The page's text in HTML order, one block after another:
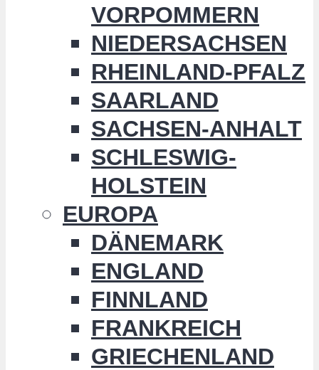
VORPOMMERN
NIEDERSACHSEN
RHEINLAND-PFALZ
SAARLAND
SACHSEN-ANHALT
SCHLESWIG-
HOLSTEIN
EUROPA
DÄNEMARK
ENGLAND
FINNLAND
FRANKREICH
GRIECHENLAND